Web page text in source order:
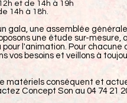
et de 14h à 19h
14h à 18h.
gala, une assemblée
une étude sur-mesure,
l'animation. Pour chacune
vos besoins et veillons à
matériels conséquent et
Concept Son au 04 74 21